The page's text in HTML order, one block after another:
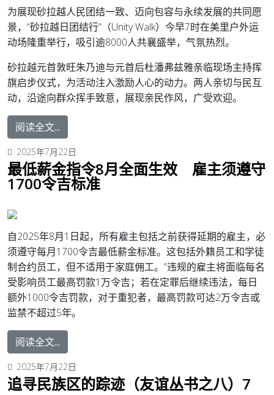
为展现砂拉越人民团结一致、迈向包容与永续发展的共同愿
景，“砂拉越日团结行”（Unity Walk）今早7时在美里户外运
动场隆重举行，吸引逾8000人共襄盛举，气氛热烈。
砂拉越元首敦旺朱乃迪与元首后杜潘弗兹雅亲临现场主持挥
旗启步仪式，为活动注入激励人心的动力。两人亲切与民互
动，沿途向群众挥手致意，展现亲民作风，广受欢迎。
阅读全文...
2025年7月22日
最低薪金指令8月全面生效 雇主须遵守
1700令吉标准
自2025年8月1日起，所有雇主包括之前获得延期的雇主，必
须遵守每月1700令吉最低薪金标准。这包括外籍员工和学徒
制合约员工，但不适用于家庭佣工。”违规的雇主将面临每名
受影响员工最高罚款1万令吉；若在定罪后继续违法，每日
额外1000令吉罚款，对于重犯者，最高罚款可达2万令吉或
监禁不超过5年。
阅读全文...
2025年7月22日
追寻民族区的踪迹（友谊丛书之八）7